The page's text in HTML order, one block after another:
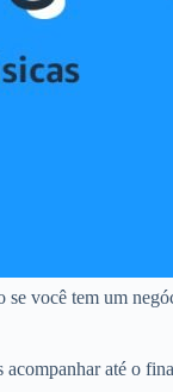
você tem um
acompanhar até o